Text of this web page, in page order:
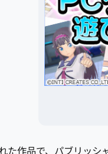
た作品で、パブリッ